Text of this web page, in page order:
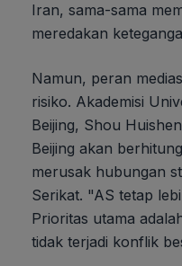
Iran, sama-sama
meredakan
Namun, peran
risiko. Akademisi
Beijing, Shou
Beijing akan
merusak hubungan
Serikat. "AS tetap
Prioritas utama
tidak terjadi konflik